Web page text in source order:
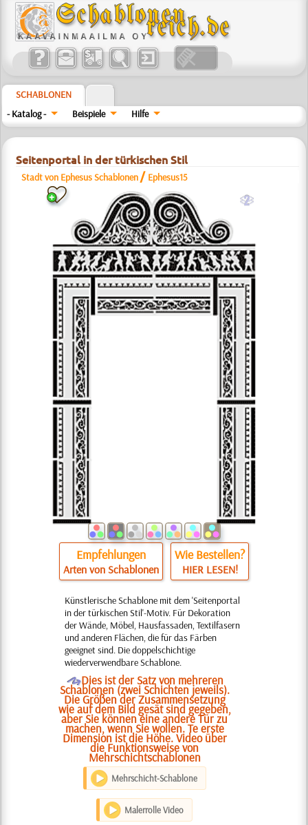
SCHABLONEN
- Katalog -
Beispiele Hilfe
Seitenportal in der türkischen Stil
Stadt von Ephesus Schablonen / Ephesus15
b
Empfehlungen
Arten von Schablonen
Wie Bestellen?
HIER LESEN!
Künstlerische Schablone mit dem 'Seitenportal
in der türkischen Stil'-Motiv. Für Dekoration
der Wände, Möbel, Hausfassaden, Textilfasern
und anderen Flächen, die für das Färben
geeignet sind. Die doppelschichtige
wiederverwendbare Schablone.
ODies ist der Satz von mehreren
Schablonen (zwei Schichten jeweils).
Die Größen der Zusammensetzung
wie auf dem Bild gesät sind gegeben,
aber Sie können eine andere Tür zu
machen, wenn Sie wollen. Te erste
Dimension ist die Höhe. Video über
die Funktionsweise von
Mehrschichtschablonen
Mehrschicht-Schablone
Malerrolle Video